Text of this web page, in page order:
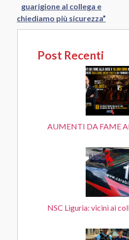
guarigione al collega e
chiediamo più sicurezza”
Post Recenti
AUMENTI DA FAME
NSC Liguria: vicini ai